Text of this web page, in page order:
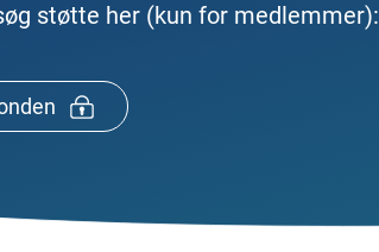
støtte her (kun for medlemmer):